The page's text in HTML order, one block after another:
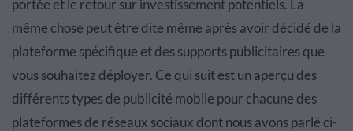
portée et le retour sur investissement potentiels. La
même chose peut être dite même après avoir décidé de la
plateforme spécifique et des supports publicitaires que
vous souhaitez déployer. Ce qui suit est un aperçu des
différents types de publicité mobile pour chacune des
plateformes de réseaux sociaux dont nous avons parlé ci-